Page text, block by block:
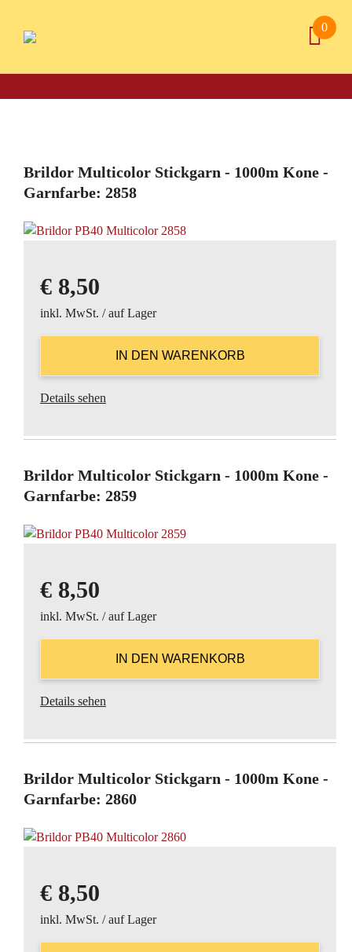
0
Brildor Multicolor Stickgarn - 1000m Kone -
Garnfarbe: 2858
€ 8,50
inkl. MwSt. / auf Lager
Details sehen
Brildor Multicolor Stickgarn - 1000m Kone -
Garnfarbe: 2859
€ 8,50
inkl. MwSt. / auf Lager
Details sehen
Brildor Multicolor Stickgarn - 1000m Kone -
Garnfarbe: 2860
€ 8,50
inkl. MwSt. / auf Lager